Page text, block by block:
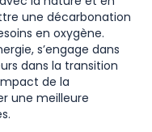
une décarbonation
en oxygène.
s’engage dans
dans la transition
de la
une meilleure